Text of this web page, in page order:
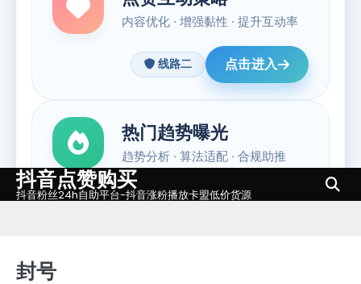
Skip抖音点赞购买
抖音粉丝24h自助平台-抖音涨粉播放卡盟低价货源
封号